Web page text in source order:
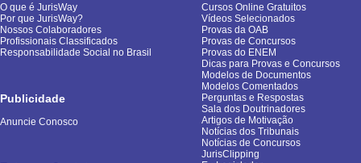
O que é JurisWay
Por que JurisWay?
Nossos Colaboradores
Profissionais Classificados
Responsabilidade Social no Brasil
Publicidade
Anuncie Conosco
Cursos Online Gratuitos
Vídeos Selecionados
Provas da OAB
Provas de Concursos
Provas do ENEM
Dicas para Provas e Concursos
Modelos de Documentos
Modelos Comentados
Perguntas e Respostas
Sala dos Doutrinadores
Artigos de Motivação
Notícias dos Tribunais
Notícias de Concursos
JurisClipping